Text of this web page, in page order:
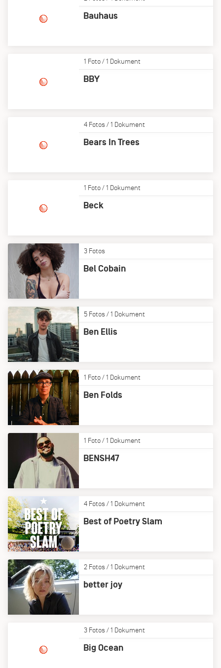
Bauhaus
1 Foto / 1 Dokument
BBY
4 Fotos / 1 Dokument
Bears In Trees
1 Foto / 1 Dokument
Beck
3 Fotos
Bel Cobain
5 Fotos / 1 Dokument
Ben Ellis
1 Foto / 1 Dokument
Ben Folds
1 Foto / 1 Dokument
BENSH47
4 Fotos / 1 Dokument
Best of Poetry Slam
2 Fotos / 1 Dokument
better joy
3 Fotos / 1 Dokument
Big Ocean